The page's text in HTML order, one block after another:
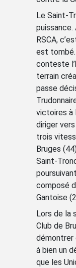
Le Saint-
RSCA,
est
conteste
terrain
passe
victoires à
diriger
trois
Bruges
Saint-
composé
Gantoise
Lors de la
Club de
démontrer
à bien un
que les